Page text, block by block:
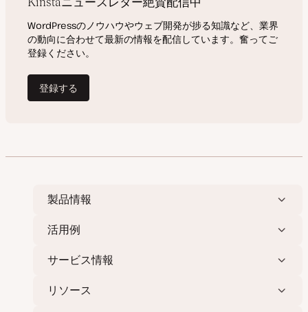
製品情報
活用例
サービス情報
リソース